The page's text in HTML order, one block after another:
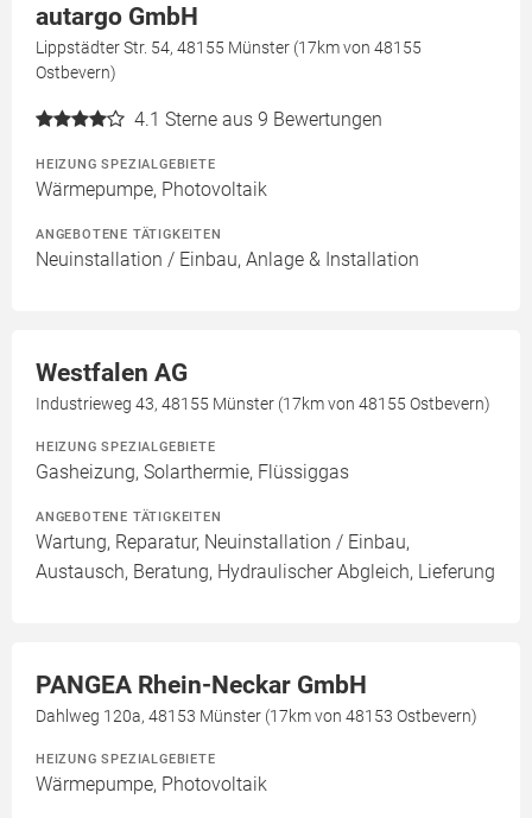
autargo GmbH
Lippstädter Str. 54, 48155 Münster (17km von 48155
Ostbevern)
4.1 Sterne aus 9 Bewertungen
HEIZUNG SPEZIALGEBIETE
Wärmepumpe, Photovoltaik
ANGEBOTENE TÄTIGKEITEN
Neuinstallation / Einbau, Anlage & Installation
Westfalen AG
Industrieweg 43, 48155 Münster (17km von 48155 Ostbevern)
HEIZUNG SPEZIALGEBIETE
Gasheizung, Solarthermie, Flüssiggas
ANGEBOTENE TÄTIGKEITEN
Wartung, Reparatur, Neuinstallation / Einbau,
Austausch, Beratung, Hydraulischer Abgleich, Lieferung
PANGEA Rhein-Neckar GmbH
Dahlweg 120a, 48153 Münster (17km von 48153 Ostbevern)
HEIZUNG SPEZIALGEBIETE
Wärmepumpe, Photovoltaik